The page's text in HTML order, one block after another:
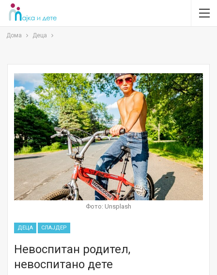
Дома Деца
Фото: Unsplash
ДЕЦА СЛАЈДЕР
Невоспитан родител,
невоспитано дете